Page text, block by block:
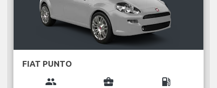
FIAT PUNTO
group business_center local_gas_station